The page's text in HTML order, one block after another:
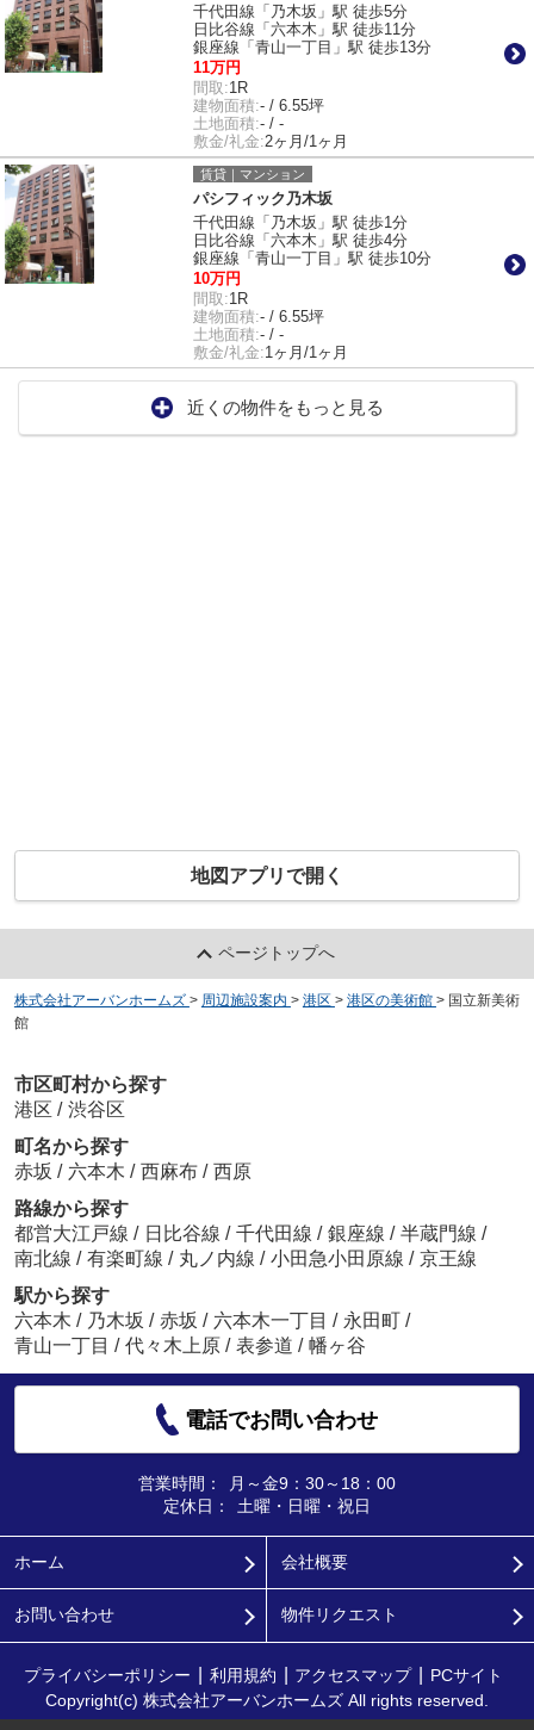
千代田線「乃木坂」駅 徒歩5分
日比谷線「六本木」駅 徒歩11分
銀座線「青山一丁目」駅 徒歩13分
11万円
間取:1R
建物面積:- / 6.55坪
土地面積:- / -
敷金/礼金:2ヶ月/1ヶ月
賃貸｜マンション
パシフィック乃木坂
千代田線「乃木坂」駅 徒歩1分
日比谷線「六本木」駅 徒歩4分
銀座線「青山一丁目」駅 徒歩10分
10万円
間取:1R
建物面積:- / 6.55坪
土地面積:- / -
敷金/礼金:1ヶ月/1ヶ月
近くの物件をもっと見る
地図アプリで開く
ページトップへ
株式会社アーバンホームズ > 周辺施設案内 > 港区 > 港区の美術館 > 国立新美術
館
市区町村から探す
港区 / 渋谷区
町名から探す
赤坂 / 六本木 / 西麻布 / 西原
路線から探す
都営大江戸線 / 日比谷線 / 千代田線 / 銀座線 / 半蔵門線 /
南北線 / 有楽町線 / 丸ノ内線 / 小田急小田原線 / 京王線
駅から探す
六本木 / 乃木坂 / 赤坂 / 六本木一丁目 / 永田町 /
青山一丁目 / 代々木上原 / 表参道 / 幡ヶ谷
電話でお問い合わせ
営業時間：
月～金9：30～18：00
定休日：
土曜・日曜・祝日
ホーム 会社概要
お問い合わせ 物件リクエスト
プライバシーポリシー 利用規約 アクセスマップ
PCサイト
Copyright(c) 株式会社アーバンホームズ All rights reserved.